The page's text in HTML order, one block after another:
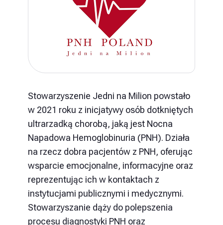
Stowarzyszenie Jedni na Milion powstało
w 2021 roku z inicjatywy osób dotkniętych
ultrarzadką chorobą, jaką jest Nocna
Napadowa Hemoglobinuria (PNH). Działa
na rzecz dobra pacjentów z PNH, oferując
wsparcie emocjonalne, informacyjne oraz
reprezentując ich w kontaktach z
instytucjami publicznymi i medycznymi.
Stowarzyszanie dąży do polepszenia
procesu diagnostyki PNH oraz